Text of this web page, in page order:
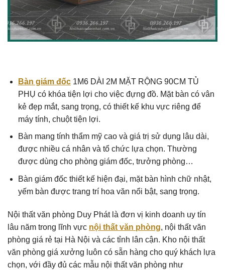
Bàn giám đốc1M6 DÀI 2M MẶT RỘNG 90CM TỦ
PHỤ có khóa tiện lợi cho việc đựng đồ. Mặt bàn có vân
kẻ đẹp mắt, sang trọng, có thiết kế khu vực riêng để
máy tính, chuột tiện lợi.
Bàn mang tính thẩm mỹ cao và giá trị sử dụng lâu dài,
được nhiều cá nhân và tổ chức lựa chọn. Thường
được dùng cho phòng giám đốc, trưởng phòng…
Bàn giám đốc thiết kế hiện đại, mặt bàn hình chữ nhật,
yếm bàn được trang trí hoa văn nổi bật, sang trọng.
Nội thất văn phòng Duy Phát là đơn vị kinh doanh uy tín
lâu năm trong lĩnh vực nội thất văn phòng, nội thất văn
phòng giá rẻ tại Hà Nội và các tỉnh lân cận. Kho nội thất
văn phòng giá xưởng luôn có sẵn hàng cho quý khách lựa
chọn, với đầy đủ các mẫu nội thất văn phòng như